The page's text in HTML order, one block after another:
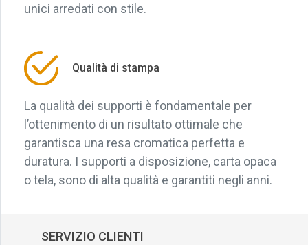
unici arredati con stile.
Qualità di stampa
La qualità dei supporti è fondamentale per
l’ottenimento di un risultato ottimale che
garantisca una resa cromatica perfetta e
duratura. I supporti a disposizione, carta opaca
o tela, sono di alta qualità e garantiti negli anni.
SERVIZIO CLIENTI